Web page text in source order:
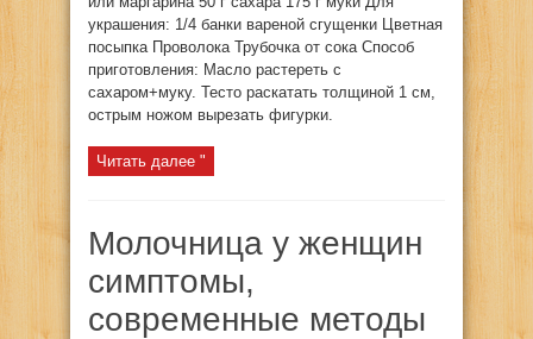
украшения: 1/4 банки вареной сгущенки Цветная
посыпка Проволока Трубочка от сока Способ
приготовления: Масло растереть с
сахаром+муку. Тесто раскатать толщиной 1 см,
острым ножом вырезать фигурки.
Читать далее "
Молочница у женщин
симптомы,
современные методы